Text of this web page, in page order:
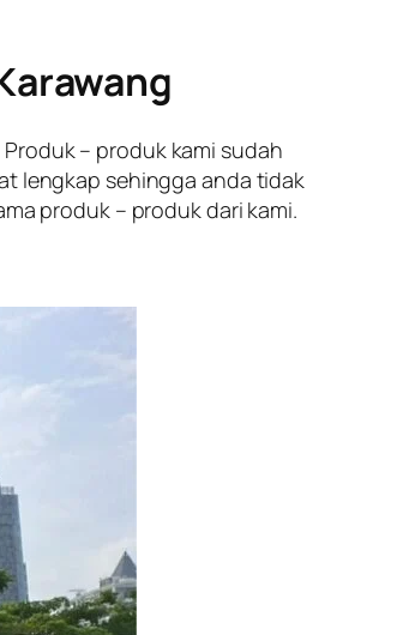
– produk kami sudah
lengkap sehingga anda tidak
produk – produk dari kami.